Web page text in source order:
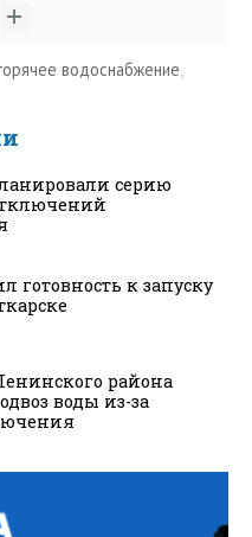
водоснабжение,
серию
готовность к запуску
района
воды из-за